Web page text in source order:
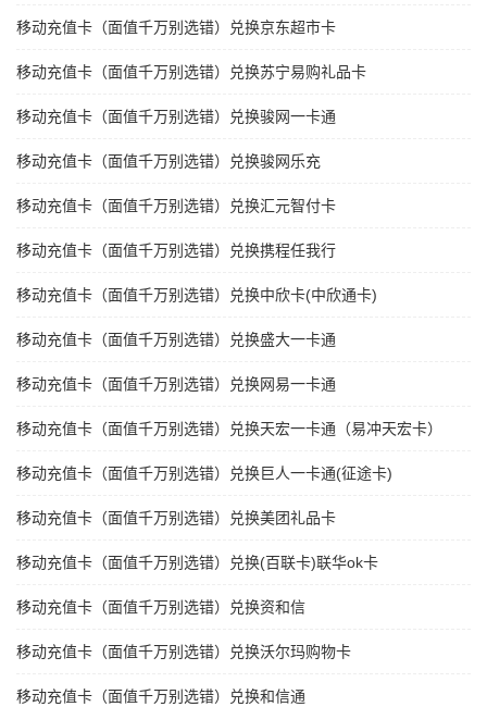
移动充值卡（面值千万别选错）兑换京东超市卡
移动充值卡（面值千万别选错）兑换苏宁易购礼品卡
移动充值卡（面值千万别选错）兑换骏网一卡通
移动充值卡（面值千万别选错）兑换骏网乐充
移动充值卡（面值千万别选错）兑换汇元智付卡
移动充值卡（面值千万别选错）兑换携程任我行
移动充值卡（面值千万别选错）兑换中欣卡(中欣通卡)
移动充值卡（面值千万别选错）兑换盛大一卡通
移动充值卡（面值千万别选错）兑换网易一卡通
移动充值卡（面值千万别选错）兑换天宏一卡通（易冲天宏卡）
移动充值卡（面值千万别选错）兑换巨人一卡通(征途卡)
移动充值卡（面值千万别选错）兑换美团礼品卡
移动充值卡（面值千万别选错）兑换(百联卡)联华ok卡
移动充值卡（面值千万别选错）兑换资和信
移动充值卡（面值千万别选错）兑换沃尔玛购物卡
移动充值卡（面值千万别选错）兑换和信通